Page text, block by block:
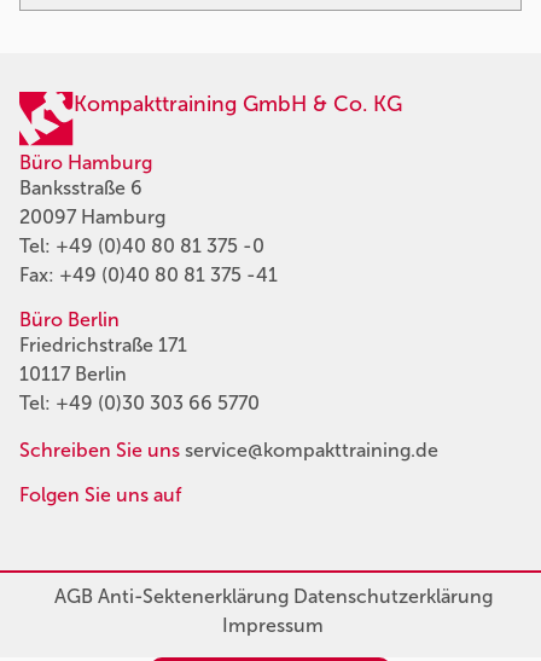
Kompakttraining GmbH & Co. KG
Büro Hamburg
Banksstraße 6
20097 Hamburg
Tel: +49 (0)40 80 81 375 -0
Fax: +49 (0)40 80 81 375 -41
Büro Berlin
Friedrichstraße 171
10117 Berlin
Tel: +49 (0)30 303 66 5770
Schreiben Sie uns service@kompakttraining.de
Folgen Sie uns auf
AGBAnti-SektenerklärungDatenschutzerklärung
Impressum